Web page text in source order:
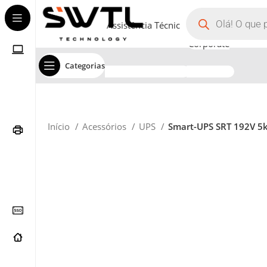
Categorias
Assistência Técnica
Corporate
Início Acessórios UPS Smart-UPS SRT 192V